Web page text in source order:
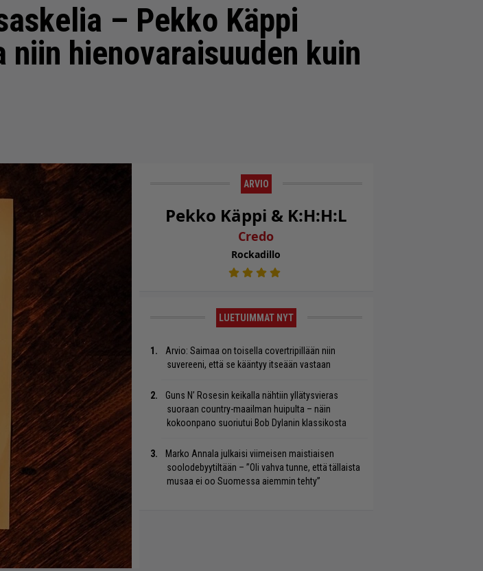
– Pekko Käppi
hienovaraisuuden kuin
ARVIO
Pekko Käppi & K:H:H:L
Credo
Rockadillo
LUETUIMMAT NYT
Arvio: Saimaa on toisella covertripillään niin
suvereeni, että se kääntyy itseään vastaan
Guns N’ Rosesin keikalla nähtiin yllätysvieras
suoraan country-maailman huipulta – näin
kokoonpano suoriutui Bob Dylanin klassikosta
Marko Annala julkaisi viimeisen maistiaisen
soolodebyytiltään – ”Oli vahva tunne, että tällaista
musaa ei oo Suomessa aiemmin tehty”